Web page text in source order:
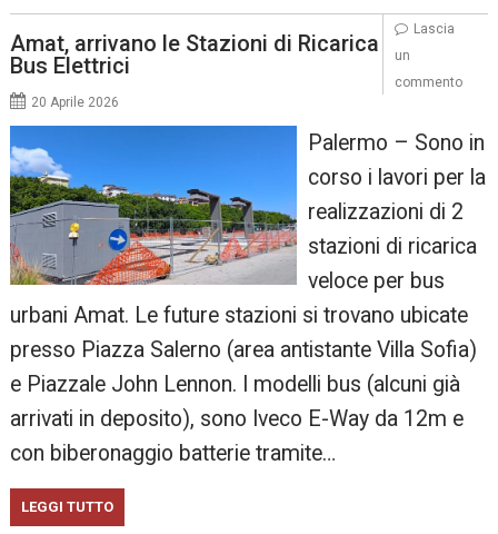
Amat, arrivano le Stazioni di Ricarica
Bus Elettrici
20 Aprile 2026
Palermo – Sono in
corso i lavori per la
realizzazioni di 2
stazioni di ricarica
veloce per bus
urbani Amat. Le future stazioni si trovano ubicate
presso Piazza Salerno (area antistante Villa Sofia)
e Piazzale John Lennon. I modelli bus (alcuni già
arrivati in deposito), sono Iveco E-Way da 12m e
con biberonaggio batterie tramite…
LEGGI TUTTO
Lascia
un
commento